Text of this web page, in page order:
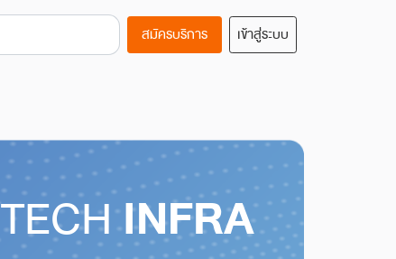
สมัครบริการ เข้าสู่ระบบ
TECHINFRA